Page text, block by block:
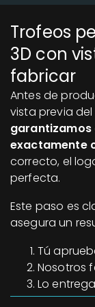
Trofeos
3D con
fabricar
Antes de
vista previa
garantizamos
exactamente
correcto, el
perfecta.
Este paso es
asegura un
Tú
Nosotros
Lo